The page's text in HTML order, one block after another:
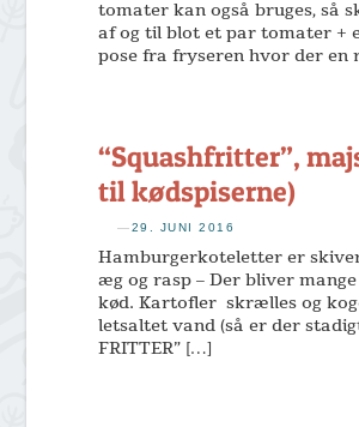
tomater kan også bruges, så
af og til blot et par tomater +
pose fra fryseren hvor der
“Squashfritter”,
til kødspiserne)
—29. JUNI 2016
Hamburgerkoteletter er
æg og rasp – Der bliver
kød. Kartofler skrælles og
letsaltet vand (så er der
FRITTER” […]